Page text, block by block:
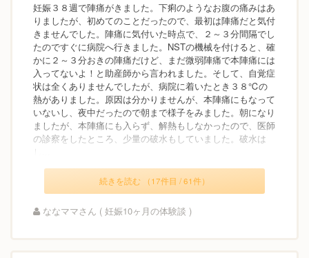
妊娠３８週で陣痛がきました。下痢のようなお腹の痛みはあ
りましたが、初めてのことだったので、最初は陣痛だと気付
きませんでした。陣痛に気付いた時点で、２～３分間隔でし
たのですぐに病院へ行きました。NSTの機械を付けると、確
かに２～３分おきの陣痛だけど、まだ微弱陣痛で本陣痛には
入ってないよ！と助産師から言われました。そして、自覚症
状は全くありませんでしたが、病院に着いたとき３８℃の
熱がありました。原因は分かりませんが、本陣痛にもなって
いないし、夜中だったので朝まで様子をみました。朝になり
ましたが、本陣痛にも入らず、解熱もしなかったので、医師
の診察をしたところ、少量の破水もしていました。破水は
し...
続きを読む （17件目 / 61件）
ななママさん ( 妊娠10ヶ月の体験談 )